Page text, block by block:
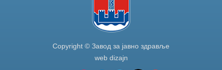
Copyright © Завод за јавно здравље
web dizajn